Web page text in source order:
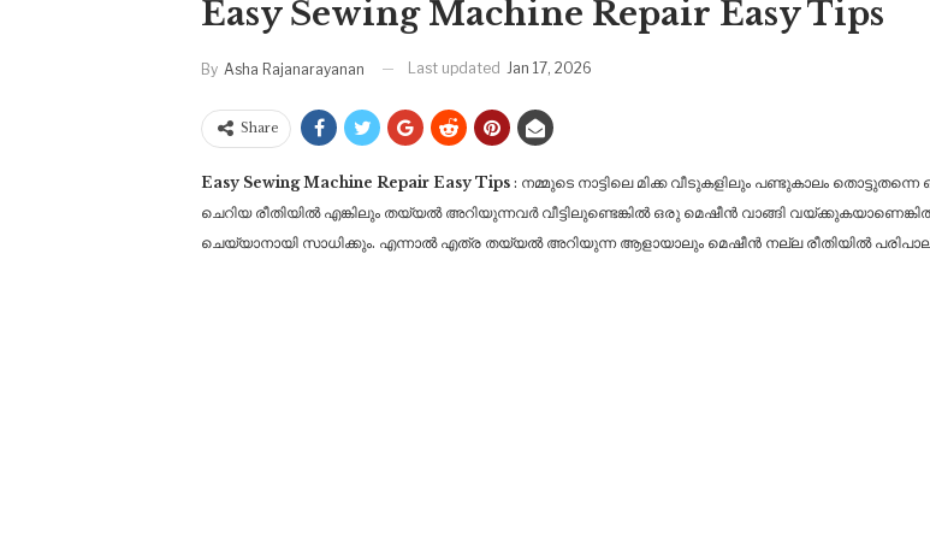
Easy Sewing Machine Repair Easy Tips
By Asha Rajanarayanan Last updated Jan 17, 2026
Share
Easy Sewing Machine Repair Easy Tips : നമ്മുടെ നാട്ടിലെ മിക്ക വീടുകളിലും പണ്ടുകാലം
ചെറിയ രീതിയിൽ എങ്കിലും തയ്യൽ അറിയുന്നവർ വീട്ടിലുണ്ടെങ്കിൽ ഒരു മെഷീൻ വാങ്ങി
ചെയ്യാനായി സാധിക്കും. എന്നാൽ എത്ര തയ്യൽ അറിയുന്ന ആളായാലും മെഷീൻ നല്ല രീതിയിൽ